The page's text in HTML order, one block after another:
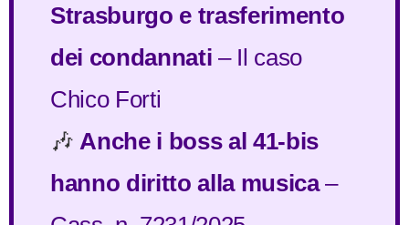
Strasburgo e trasferimento
dei condannati – Il caso
Chico Forti
🎶 Anche i boss al 41-bis
hanno diritto alla musica–